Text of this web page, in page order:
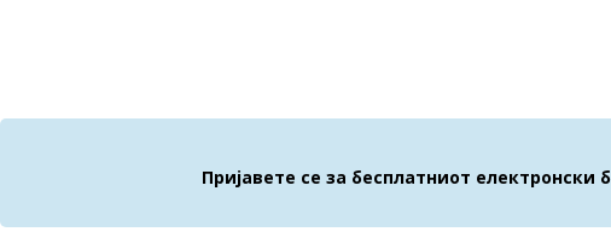
Пријавете се за бесплатниот електронски